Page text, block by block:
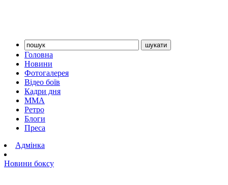
Головна
Новини
Фотогалерея
Відео боїв
Кадри дня
ММА
Ретро
Блоги
Преса
Адмінка
Новини боксу